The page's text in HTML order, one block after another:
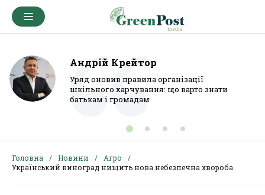
Андрій Крейтор
Уряд оновив правила організації
шкільного харчування: що варто знати
батькам і громадам
Головна Новини
Агро
Український виноград нищить нова небезпечна хвороба